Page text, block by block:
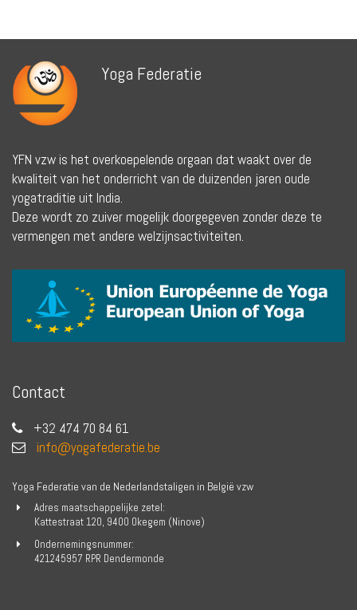
Yoga Federatie
YFN vzw is het overkoepelende orgaan dat waakt over de
kwaliteit van het onderricht van de duizenden jaren oude
yogatraditie uit India.
Deze wordt zo zuiver mogelijk doorgegeven zonder deze te
vermengen met andere welzijnsactiviteiten.
Contact
+32 474 70 84 61
info@yogafederatie.be
Yoga Federatie van de Nederlandstaligen in België vzw
Adres maatschappelijke zetel:
Kattestraat 120, 9400 Okegem (Ninove)
Ondernemingsnummer:
421245957 RPR Dendermonde